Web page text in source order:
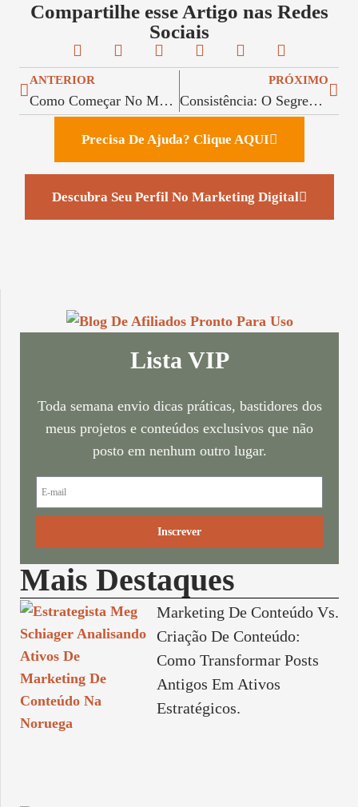
Compartilhe esse Artigo nas Redes
Sociais
ANTERIOR
Como Começar No Marketing Digital: Seu Primeiro Passo Leve Para A Liberdade Online
PRÓXIMO
Consistência: O Segredo Para Crescer E Alcançar Resultados No Marketing Digital
Precisa De Ajuda? Clique AQUI
Descubra Seu Perfil No Marketing Digital
Lista VIP
Toda semana envio dicas práticas, bastidores dos
meus projetos e conteúdos exclusivos que não
posto em nenhum outro lugar.
Inscrever
Mais Destaques
Marketing De Conteúdo Vs.
Criação De Conteúdo:
Como Transformar Posts
Antigos Em Ativos
Estratégicos.